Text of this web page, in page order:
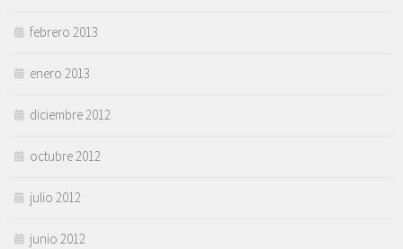
febrero 2013
enero 2013
diciembre 2012
octubre 2012
julio 2012
junio 2012